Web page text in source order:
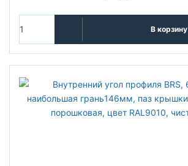
В корзину